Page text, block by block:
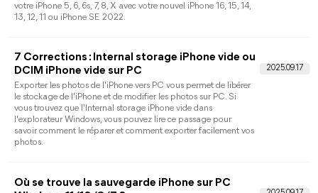
Comment transférer des photos d'un iPad
vers un disque dur
iPad vers un disque dur externe sous Windows, Mac, ou même
sans ordinateur. Il y a toujours une des quatre méthodes qui
vous convient.
Comment créer une sauvegarde iPhone
iPhone ? Ce guide vous montrera trois méthodes disponibles